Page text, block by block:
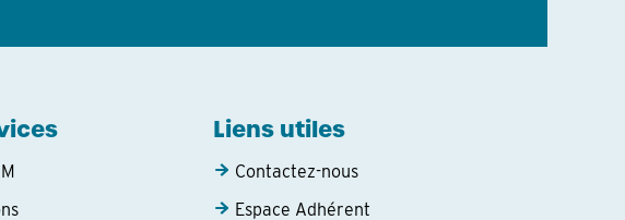
Liens utiles
Contactez-nous
Espace Adhérent